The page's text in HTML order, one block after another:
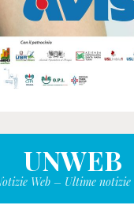
UNWEB
Web – Ultime